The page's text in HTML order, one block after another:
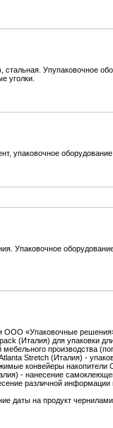
Упупаковочное
уголки.
оборудование,
Упаковочное
ООО «Упаковочные
(Италия) для упаковки
мебельного производства
Stretch (Италия) -
конвейеры накопители
- нанесение
различной информации
даты на продукт чернилами.